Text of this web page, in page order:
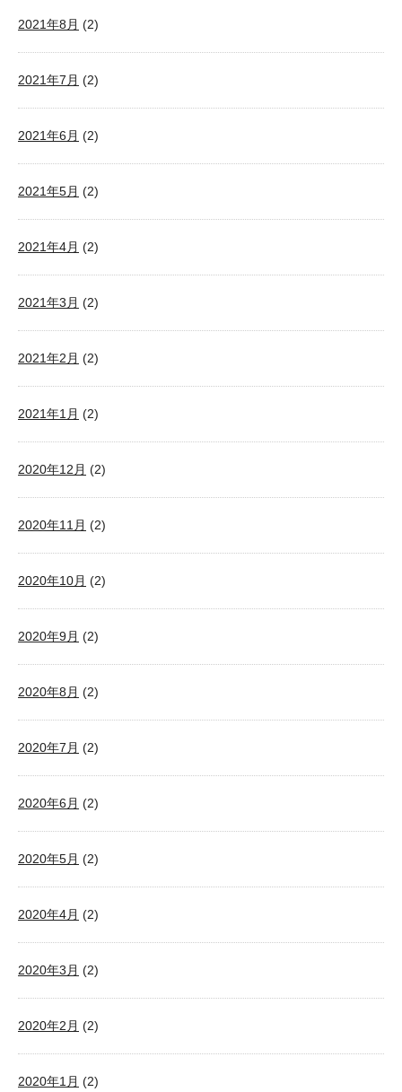
2021年8月 (2)
2021年7月 (2)
2021年6月 (2)
2021年5月 (2)
2021年4月 (2)
2021年3月 (2)
2021年2月 (2)
2021年1月 (2)
2020年12月 (2)
2020年11月 (2)
2020年10月 (2)
2020年9月 (2)
2020年8月 (2)
2020年7月 (2)
2020年6月 (2)
2020年5月 (2)
2020年4月 (2)
2020年3月 (2)
2020年2月 (2)
2020年1月 (2)